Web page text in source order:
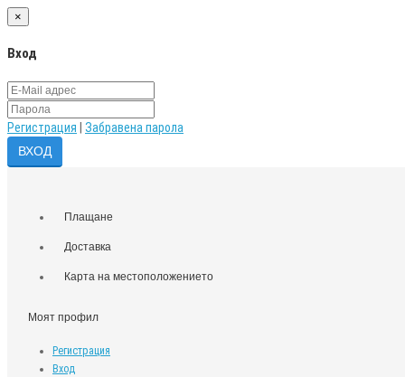
×
Вход
Регистрация Забравена парола
Плащане
Доставка
Карта на местоположението
Моят профил
Регистрация
Вход